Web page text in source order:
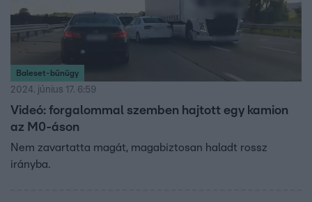
Baleset-bűnügy
2024. június 17. 6:59
Videó: forgalommal szemben hajtott egy kamion
az M0-áson
Nem zavartatta magát, magabiztosan haladt rossz
irányba.